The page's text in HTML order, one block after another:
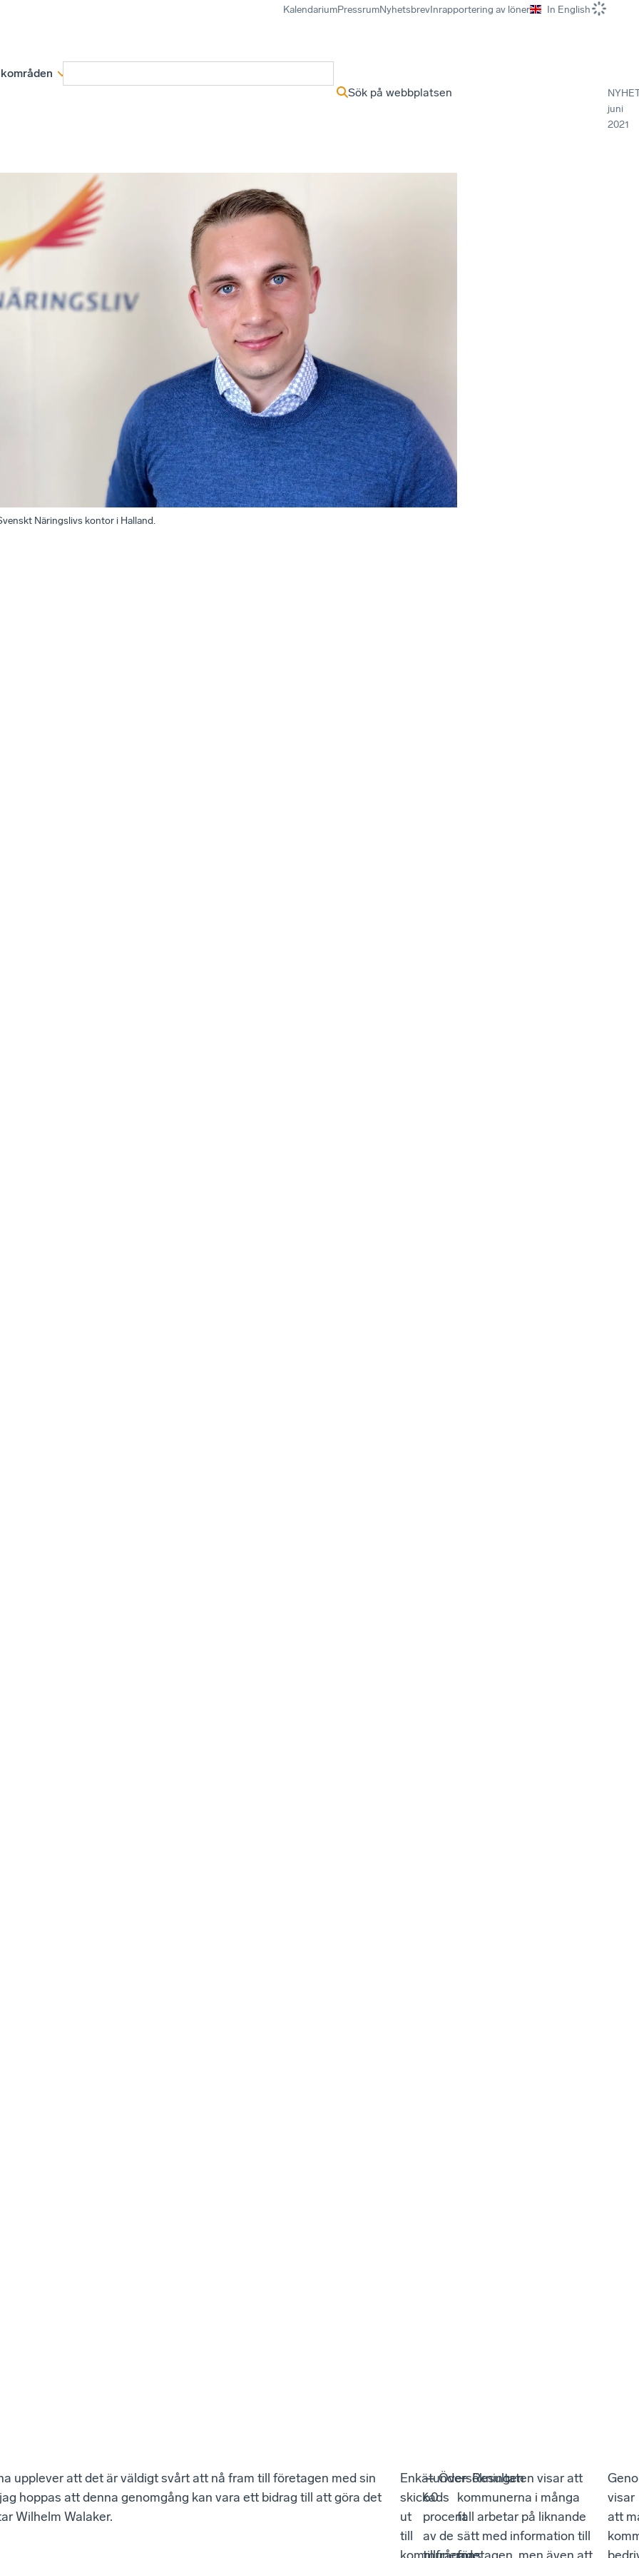
KalendariumPressrumNyhetsbrevInrapportering av löner In English
Sök på webbplatsen
juni
2021
Näringslivs kontor i Halland.
upplever att det är väldigt svårt att nå fram till företagen med sin
hoppas att denna genomgång kan vara ett bidrag till att göra det
Wilhelm Walaker.
Enkätundersökningen
skickads
ut
till
—Över
60
procent
av de
— Resultaten visar att
kommunerna i många
fall arbetar på liknande
sätt med information till
visar
att